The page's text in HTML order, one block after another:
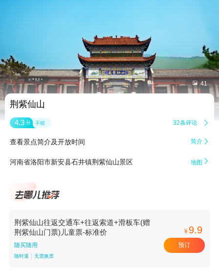
 41
荆紫仙山
4.3 分 不错 32条评论 
查看景点简介及开放时间 简介 
河南省洛阳市新安县石井镇荆紫仙山景区 地图 
荆紫仙山往返交通车+往返索道+滑板车(赠
荆紫仙山门票)儿童票-标准价
随买随用
随时退 无需换票
¥ 9.9
预订